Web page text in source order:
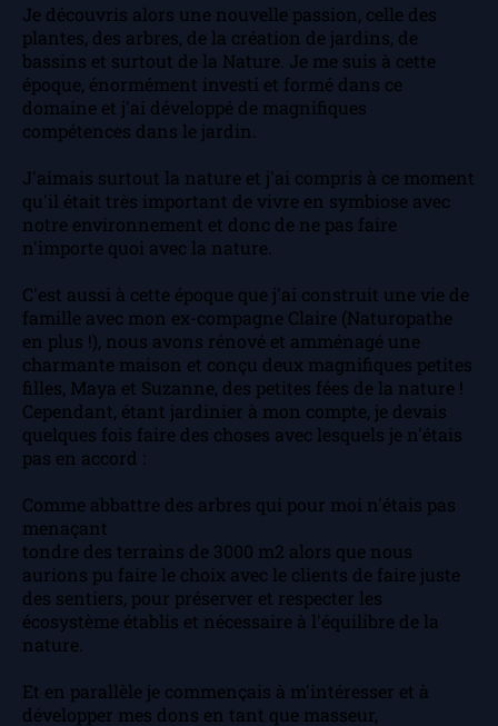
Je découvris alors une nouvelle passion, celle des
plantes, des arbres, de la création de jardins, de
bassins et surtout de la Nature. Je me suis à cette
époque, énormément investi et formé dans ce
domaine et j'ai développé de magnifiques
compétences dans le jardin.
J'aimais surtout la nature et j'ai compris à ce moment
qu'il était très important de vivre en symbiose avec
notre environnement et donc de ne pas faire
n'importe quoi avec la nature.
C'est aussi à cette époque que j'ai construit une vie de
famille avec mon ex-compagne Claire (Naturopathe
en plus !), nous avons rénové et amménagé une
charmante maison et conçu deux magnifiques petites
filles, Maya et Suzanne, des petites fées de la nature !
Cependant, étant jardinier à mon compte, je devais
quelques fois faire des choses avec lesquels je n'étais
pas en accord :
Comme abbattre des arbres qui pour moi n'étais pas
menaçant
tondre des terrains de 3000 m2 alors que nous
aurions pu faire le choix avec le clients de faire juste
des sentiers, pour préserver et respecter les
écosystème établis et nécessaire à l'équilibre de la
nature.
Et en parallèle je commençais à m'intéresser et à
développer mes dons en tant que masseur,